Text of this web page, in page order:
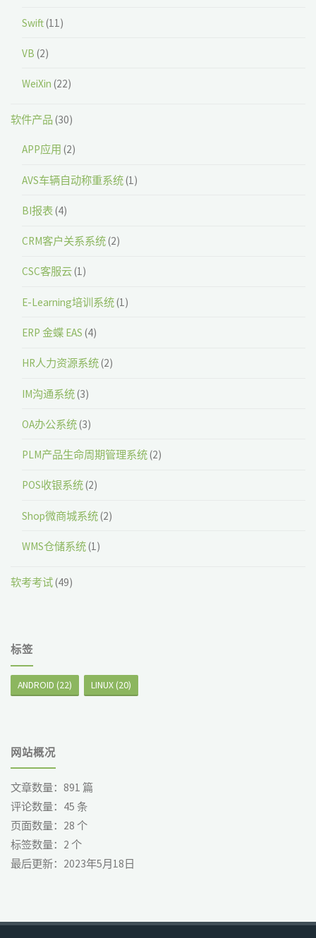
Swift(11)
VB (2)
WeiXin (22)
软件产品(30)
APP应用 (2)
AVS车辆自动称重系统(1)
BI报表(4)
CRM客户关系系统(2)
CSC客服云(1)
E-Learning培训系统(1)
ERP 金蝶 EAS (4)
HR人力资源系统(2)
IM沟通系统(3)
OA办公系统(3)
PLM产品生命周期管理系统(2)
POS收银系统(2)
Shop微商城系统(2)
WMS仓储系统(1)
软考考试(49)
标签
ANDROID (22) LINUX (20)
网站概况
文章数量：891 篇
评论数量： 45 条
页面数量： 28 个
标签数量： 2 个
最后更新： 2023年5月18日